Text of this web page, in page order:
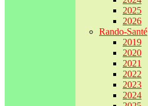
2025
2026
Rando-Santé
2019
2020
2021
2022
2023
2024